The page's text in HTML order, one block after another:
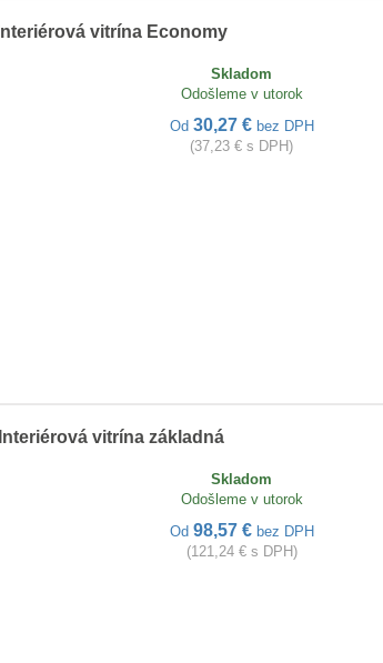
Interiérová vitrína Economy
Skladom
Odošleme v utorok
Od 30,27 € bez DPH
(37,23 € s DPH)
Interiérová vitrína základná
Skladom
Odošleme v utorok
Od 98,57 € bez DPH
(121,24 € s DPH)